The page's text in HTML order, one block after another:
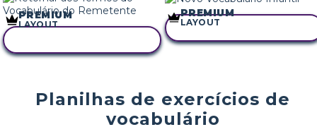
PREMIUM
LAYOUT COPIE ESTE STORYBOARD
PREMIUM
LAYOUT
Planilhas de exercícios de
vocabulário